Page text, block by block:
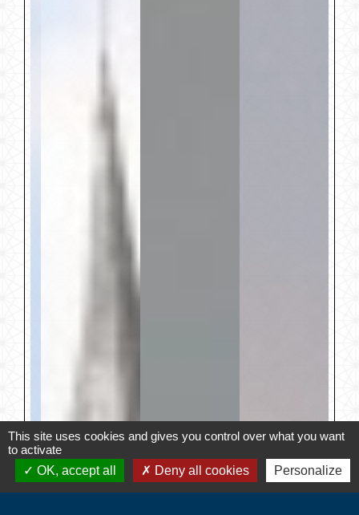
This site uses cookies and gives you control over what you want
to activate
OK, accept all
Deny all cookies Personalize